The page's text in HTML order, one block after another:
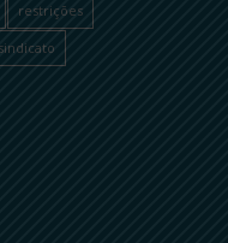
restrições
sindicato